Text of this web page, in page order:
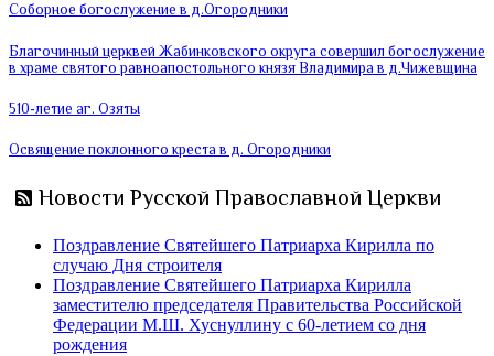
Соборное богослужение в д.Огородники
Благочинный церквей Жабинковского округа совершил богослужение
в храме святого равноапостольного князя Владимира в д.Чижевщина
510-летие аг. Озяты
Освящение поклонного креста в д. Огородники
Новости Русской Православной Церкви
Поздравление Святейшего Патриарха Кирилла по
случаю Дня строителя
Поздравление Святейшего Патриарха Кирилла
заместителю председателя Правительства Российской
Федерации М.Ш. Хуснуллину с 60-летием со дня
рождения